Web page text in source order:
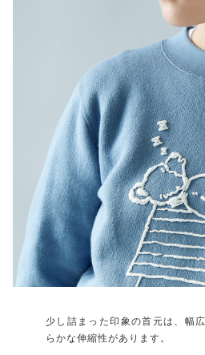
少し詰まった印象の首元は、幅
らかな伸縮性があります。